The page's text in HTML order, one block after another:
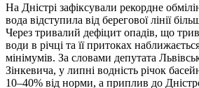
На Дністрі зафіксували рекордне
вода відступила від берегової лінії
Через тривалий дефіцит опадів, що
води в річці та її притоках
мінімумів. За словами депутата
Зінкевича, у липні водність річок
10–40% від норми, а приплив до